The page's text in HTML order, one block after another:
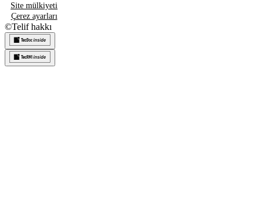
Site mülkiyeti
Çerez ayarları
©Telif hakkı